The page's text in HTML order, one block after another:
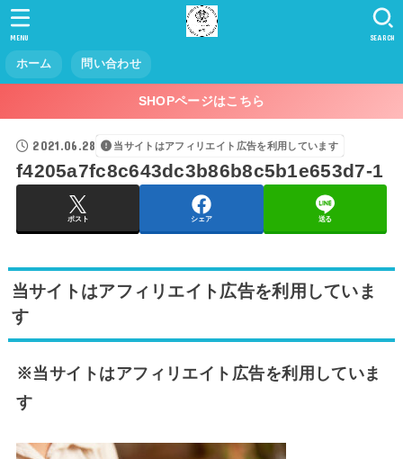
ホーム 問い合わせ
SEARCH
MENU
SHOPページはこちら
2021.06.28 当サイトはアフィリエイト広告を利用しています
f4205a7fc8c643dc3b86b8c5b1e653d7-1
ポスト シェア 送る
当サイトはアフィリエイト広告を利用していま
す
※当サイトはアフィリエイト広告を利用していま
す